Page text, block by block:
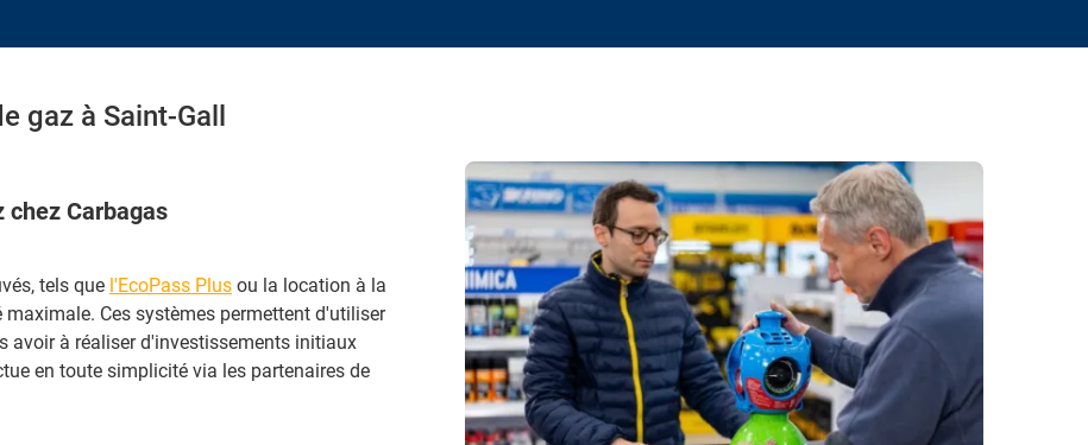
gaz à Saint-Gall
Carbagas
tels que l'EcoPass Plus ou la location à la
Ces systèmes permettent d'utiliser
avoir à réaliser d'investissements initiaux
en toute simplicité via les partenaires de